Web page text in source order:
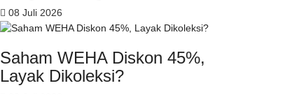
08 Juli 2026
Saham WEHA Diskon 45%,
Layak Dikoleksi?